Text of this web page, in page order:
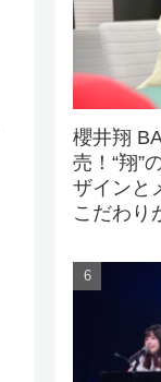
櫻井翔
売！“翔”
ザインと
こだわり